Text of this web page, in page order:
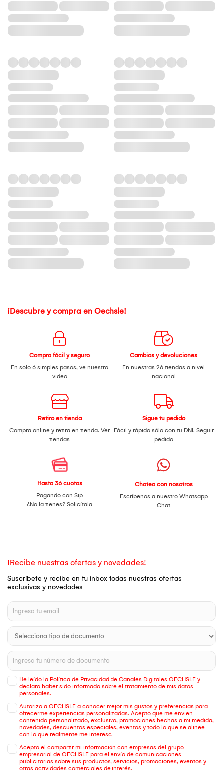
¡Descubre y compra en Oechsle!
Compra fácil y seguro
En solo 6 simples pasos, ve nuestro
video
Cambios y devoluciones
En nuestras 26 tiendas a nivel
nacional
Retiro en tienda
Compra online y retira en tienda. Ver
tiendas
Sigue tu pedido
Fácil y rápido sólo con tu DNI. Seguir
pedido
Hasta 36 cuotas
Pagando con Sip
¿No la tienes? Solicítala
Chatea con nosotros
Escríbenos a nuestro Whatsapp
Chat
¡Recibe nuestras ofertas y novedades!
Suscríbete y recibe en tu inbox todas nuestras ofertas
exclusivas y novedades
He leído la Política de Privacidad de Canales Digitales OECHSLE y
declaro haber sido informado sobre el tratamiento de mis datos
personales.
Autorizo a OECHSLE a conocer mejor mis gustos y preferencias para
ofrecerme experiencias personalizadas. Acepto que me envien
contenido personalizado, exclusivo, promociones hechas a mi medida,
novedades, descuentos especiales, eventos y todo lo que se alinee
con lo que realmente me interesa.
Acepto el compartir mi información con empresas del grupo
empresarial de OECHSLE para el envío de comunicaciones
publicitarias sobre sus productos, servicios, promociones, eventos y
otras actividades comerciales de interés.